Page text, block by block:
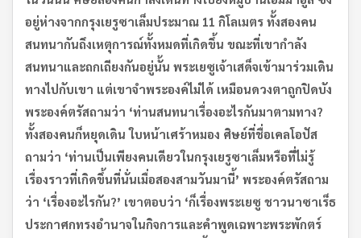
อยู่ห่างจากกรุงเยรูซาเล็มประมาณ 11 กิโลเมตร ทั้งสองคน
สนทนากันถึงเหตุการณ์ทั้งหมดที่เกิดขึ้น ขณะที่เขากำลัง
สนทนาและถกเถียงกันอยู่นั้น พระเยซูเจ้าเสด็จเข้ามาร่วมเดิน
ทางไปกับเขา แต่เขาจำพระองค์ไม่ได้ เหมือนดวงตาถูกปิดบัง
พระองค์ตรัสถามว่า ‘ท่านสนทนาเรื่องอะไรกันมาตามทาง?
ทั้งสองคนก็หยุดเดิน ใบหน้าเศร้าหมอง ศิษย์ที่ชื่อเคลโอปัส
ถามว่า ‘ท่านเป็นเพียงคนเดียวในกรุงเยรูซาเล็มหรือที่ไม่รู้
เรื่องราวที่เกิดขึ้นที่นั่นเมื่อสองสามวันมานี้’ พระองค์ตรัสถาม
ว่า ‘เรื่องอะไรกัน?’ เขาตอบว่า ‘ก็เรื่องพระเยซู ชาวนาซาเร็ธ
ประกาศกทรงอำนาจในกิจการและคำพูดเฉพาะพระพักตร์